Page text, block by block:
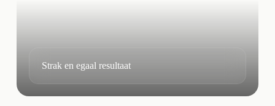
Strak en egaal resultaat